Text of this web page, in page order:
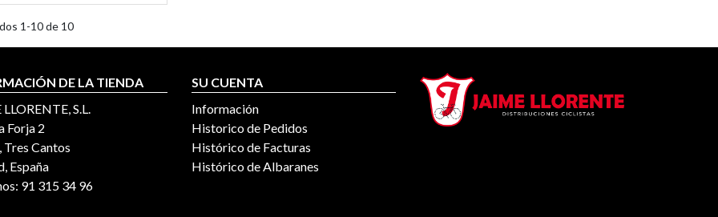
1-10 de 10
DE LA TIENDA
S.L.
Forja 2
Tres Cantos
España
91 315 34 96
SU CUENTA
Información
Historico de Pedidos
Histórico de Facturas
Histórico de Albaranes